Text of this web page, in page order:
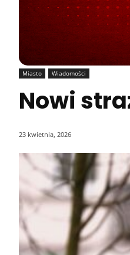
Miasto Wiadomości
Nowi
23 kwietnia, 2026